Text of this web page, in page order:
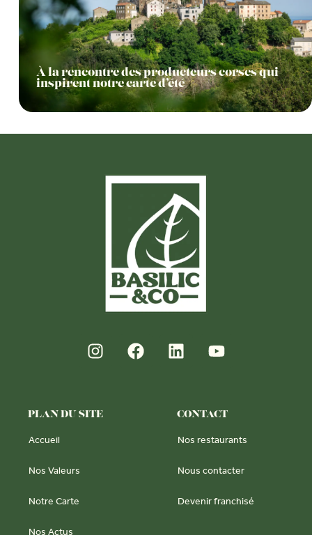
À la rencontre des producteurs corses qui
inspirent notre carte d’été
PLAN DU SITE
Accueil
Nos Valeurs
Notre Carte
CONTACT
Nos restaurants
Nous contacter
Devenir franchisé